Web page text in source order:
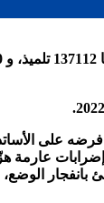
على
وإضرابات
الوضع،